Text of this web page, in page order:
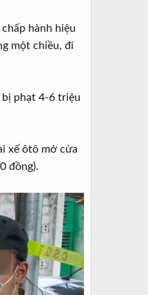
hành hiệu
một chiều, đi
bị phạt 4-6 triệu
xế ôtô mở cửa
đồng).